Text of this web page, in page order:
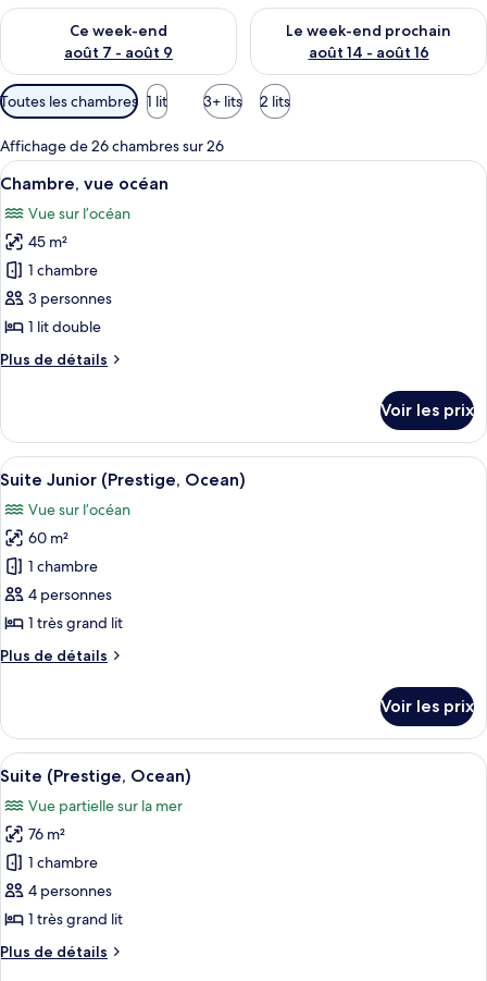
Ce week-end
août 7 - août 9
Vérifier la disponibilité pour ce week-end août 7 - août 9
Le week-end prochain
août 14 - août 16
Vérifier la disponibilité pour
Filtres
disponibles
pour
les
chambres
Toutes les chambres 1 lit 3+ lits 2 lits
Affichage de 26 chambres sur 26
Afficher
toutes
les
photos
pour
ce
type
chambre :
océan
Une chambre à coucher avec un lit,
2
Chambre, vue océan
Vue sur l’océan
45 m²
1 chambre
3 personnes
1 lit double
Plus de détails
Plus
le
type
de
Chambre,
vue
océan
Voir les prix
Afficher
toutes
les
photos
pour
ce
type
chambre :
(Prestige,
Ocean)
Un salon avec des meubles blancs,
7
Suite Junior (Prestige, Ocean)
Vue sur l’océan
60 m²
1 chambre
4 personnes
1 très grand lit
Plus de détails
Plus
le
type
de
chambre
Suite
Junior
(Prestige,
Ocean)
Voir les prix
Afficher
toutes
les
photos
pour
ce
type
chambre :
Une chambre spacieuse avec un
5
Suite (Prestige, Ocean)
Vue partielle sur la mer
76 m²
1 chambre
4 personnes
1 très grand lit
Plus de détails
Plus